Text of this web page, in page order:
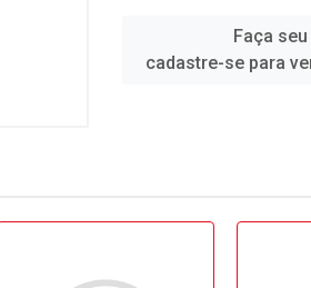
Faça
cadastre-se para